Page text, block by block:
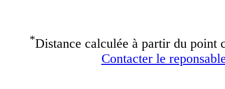
*Distance calculée à partir du point
Contacter le